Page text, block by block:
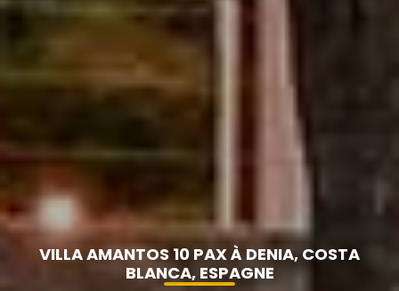
VILLA AMANTOS 10 PAX À DENIA, COSTA
BLANCA, ESPAGNE